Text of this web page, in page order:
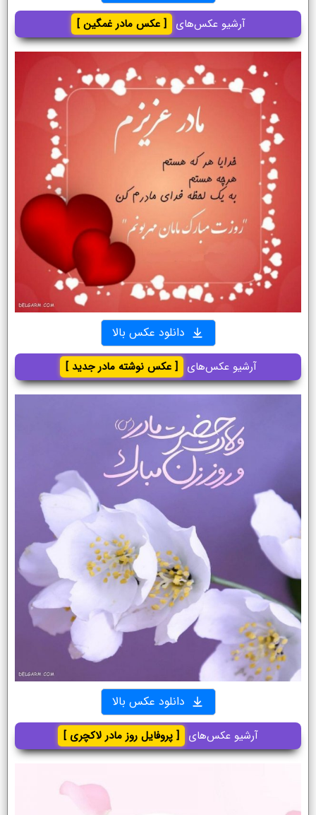
آرشیو عکس‌های [ عکس مادر غمگین ]
دانلود عکس بالا
آرشیو عکس‌های [ عکس نوشته مادر جدید ]
دانلود عکس بالا
آرشیو عکس‌های [ پروفایل روز مادر لاکچری ]